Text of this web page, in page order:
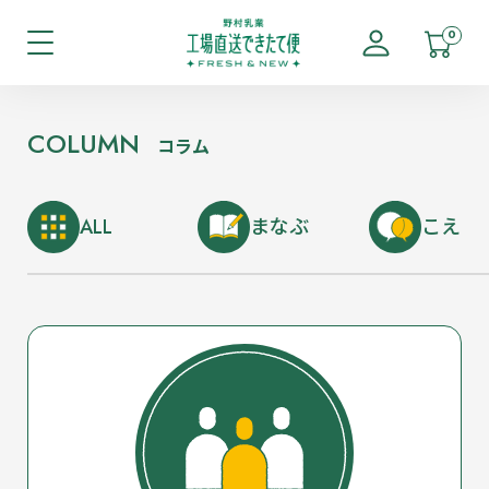
0
COLUMN コラム
ALL まなぶ こえ